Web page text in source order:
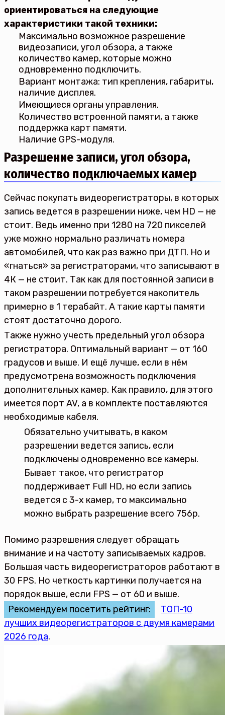
ориентироваться на следующие
характеристики такой техники:
Максимально возможное разрешение
видеозаписи, угол обзора, а также
количество камер, которые можно
одновременно подключить.
Вариант монтажа: тип крепления, габариты,
наличие дисплея.
Имеющиеся органы управления.
Количество встроенной памяти, а также
поддержка карт памяти.
Наличие GPS-модуля.
Разрешение записи, угол обзора,
количество подключаемых камер
Сейчас покупать видеорегистраторы, в которых
запись ведется в разрешении ниже, чем HD — не
стоит. Ведь именно при 1280 на 720 пикселей
уже можно нормально различать номера
автомобилей, что как раз важно при ДТП. Но и
«гнаться» за регистраторами, что записывают в
4К — не стоит. Так как для постоянной записи в
таком разрешении потребуется накопитель
примерно в 1 терабайт. А такие карты памяти
стоят достаточно дорого.
Также нужно учесть предельный угол обзора
регистратора. Оптимальный вариант — от 160
градусов и выше. И ещё лучше, если в нём
предусмотрена возможность подключения
дополнительных камер. Как правило, для этого
имеется порт AV, а в комплекте поставляются
необходимые кабеля.
Обязательно учитывать, в каком
разрешении ведется запись, если
подключены одновременно все камеры.
Бывает такое, что регистратор
поддерживает Full HD, но если запись
ведется с 3-х камер, то максимально
можно выбрать разрешение всего 756p.
Помимо разрешения следует обращать
внимание и на частоту записываемых кадров.
Большая часть видеорегистраторов работают в
30 FPS. Но четкость картинки получается на
порядок выше, если FPS — от 60 и выше.
Рекомендуем посетить рейтинг:
ТОП-10
лучших видеорегистраторов с двумя камерами
2026 года.